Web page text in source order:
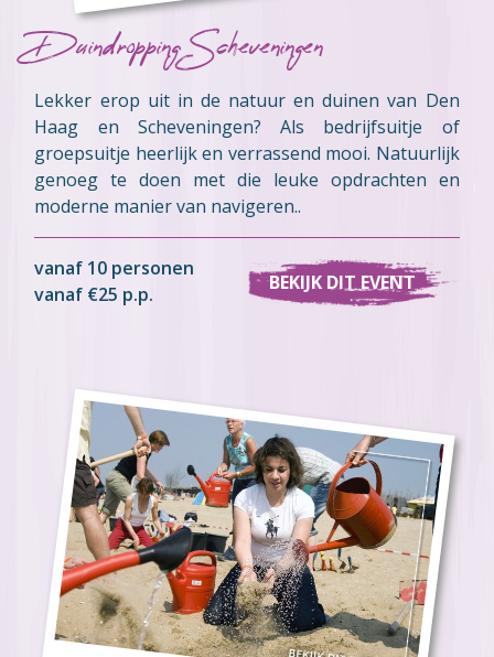
Duindropping Scheveningen
Lekker erop uit in de natuur en duinen van Den
Haag en Scheveningen? Als bedrijfsuitje of
groepsuitje heerlijk en verrassend mooi. Natuurlijk
genoeg te doen met die leuke opdrachten en
moderne manier van navigeren..
vanaf 10 personen
vanaf €25 p.p.
BEKIJK DIT EVENT